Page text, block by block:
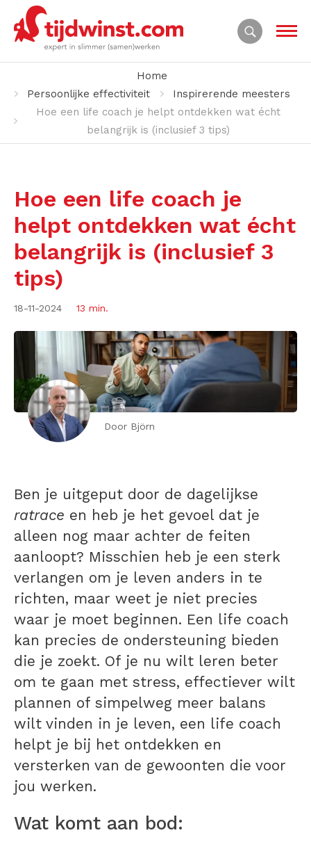
Home
Persoonlijke effectiviteit
Inspirerende meesters
Hoe een life coach je helpt ontdekken wat écht
belangrijk is (inclusief 3 tips)
Hoe een life coach je
helpt ontdekken wat écht
belangrijk is (inclusief 3
tips)
18-11-2024 13 min.
Door Björn
Ben je uitgeput door de dagelijkse
ratrace en heb je het gevoel dat je
alleen nog maar achter de feiten
aanloopt? Misschien heb je een sterk
verlangen om je leven anders in te
richten, maar weet je niet precies
waar je moet beginnen. Een life coach
kan precies de ondersteuning bieden
die je zoekt. Of je nu wilt leren beter
om te gaan met stress, effectiever wilt
plannen of simpelweg meer balans
wilt vinden in je leven, een life coach
helpt je bij het ontdekken en
versterken van de gewoonten die voor
jou werken.
Wat komt aan bod: